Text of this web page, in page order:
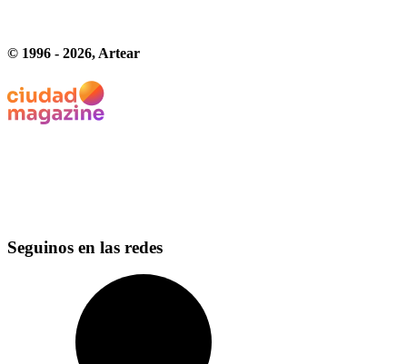
© 1996 - 2026, Artear
Seguinos en las redes